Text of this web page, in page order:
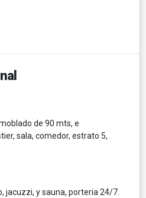
de 90 mts, e
sala, comedor, estrato 5,
jacuzzi, y sauna, porteria 24/7.